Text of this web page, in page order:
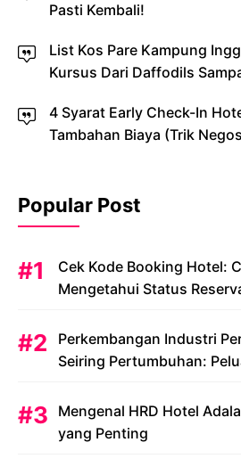
Pasti Kembali!
List Kos Pare Kampung
Kursus Dari Daffodils
4 Syarat Early Check-In
Tambahan Biaya (Trik
Popular Post
Cek Kode Booking Hotel:
Mengetahui Status
Perkembangan Industri
Seiring Pertumbuhan:
Mengenal HRD Hotel
yang Penting